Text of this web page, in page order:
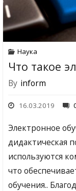
Наука
Что такое
By inform
16.03.2019
Электронное
дидактическая
используются
что
обучения..